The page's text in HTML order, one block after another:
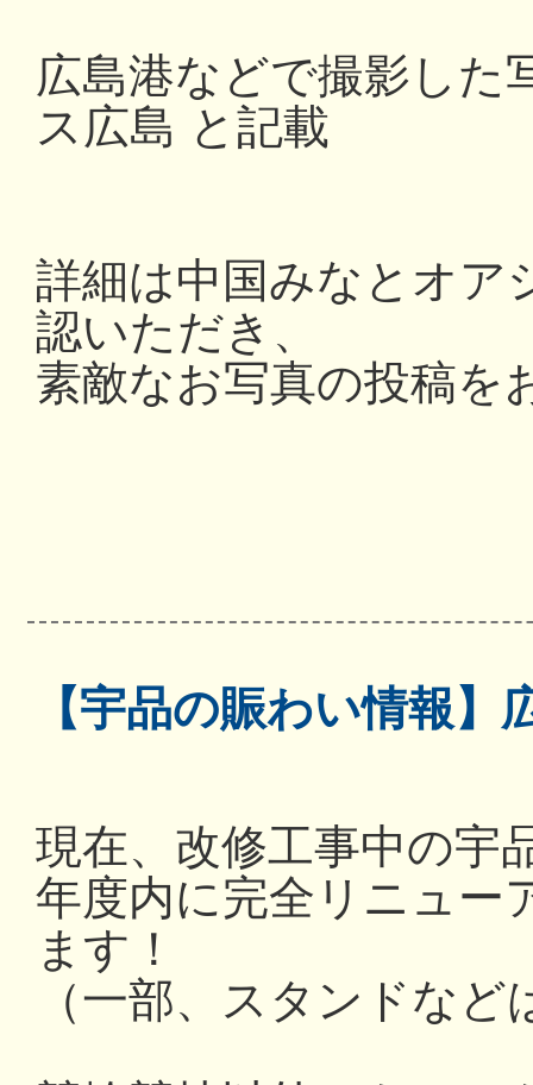
広島港などで撮影した
ス広島 と記載
詳細は中国みなとオア
認いただき、
素敵なお写真の投稿を
【宇品の賑わい情報】
現在、改修工事中の宇
年度内に完全リニュー
ます！
（一部、スタンドな